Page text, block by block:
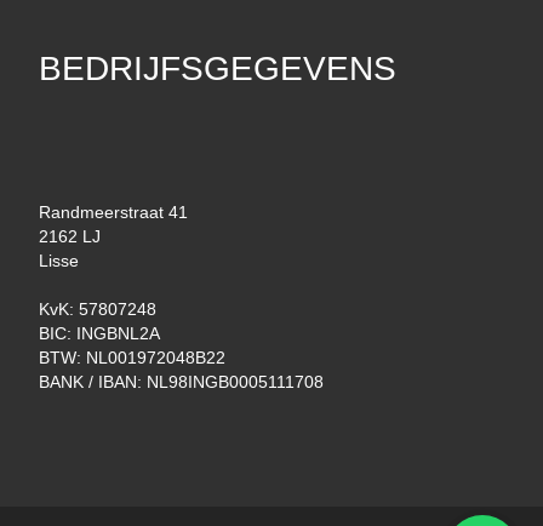
BEDRIJFSGEGEVENS
Randmeerstraat 41
2162 LJ
Lisse
KvK: 57807248
BIC: INGBNL2A
BTW: NL001972048B22
BANK / IBAN: NL98INGB0005111708